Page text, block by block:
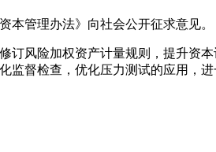
管理办法》向社会公开征求意见。
风险加权资产计量规则，提升资
督检查，优化压力测试的应用，